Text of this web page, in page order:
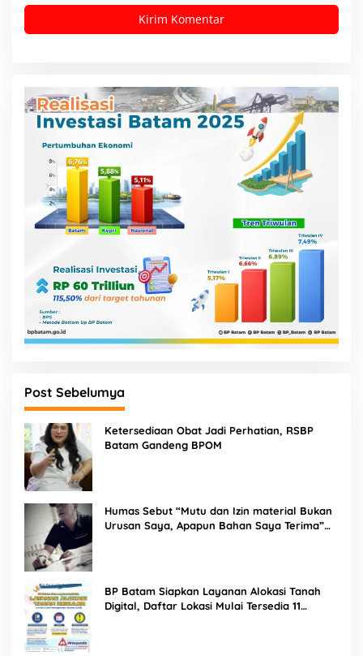
Post Sebelumya
Ketersediaan Obat Jadi Perhatian, RSBP
Batam Gandeng BPOM
Humas Sebut “Mutu dan Izin material Bukan
Urusan Saya, Apapun Bahan Saya Terima”
BP Batam Siapkan Layanan Alokasi Tanah
Digital, Daftar Lokasi Mulai Tersedia 11